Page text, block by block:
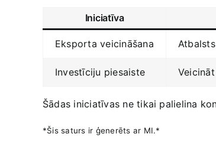
Iniciatīva
Eksporta ‌veicināšana
Investīciju piesaiste
Šādas iniciatīvas ne tikai palielina
*Šis saturs ir ģenerēts ar ⁣MI.*